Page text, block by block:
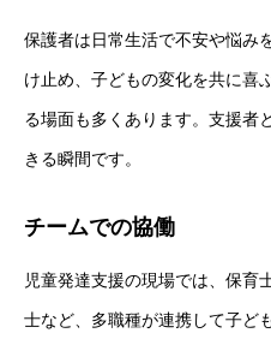
保護者は日常生活で不安や悩み
け止め、子どもの変化を共に喜
る場面も多くあります。支援者
きる瞬間です。
チームでの協働
児童発達支援の現場では、保育
士など、多職種が連携して子ど